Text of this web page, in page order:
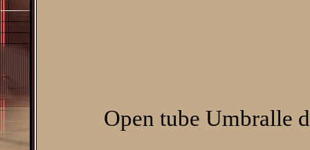
Open tube Umbralle